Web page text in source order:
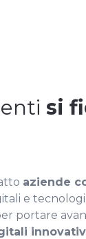
si
aziende
e
portare